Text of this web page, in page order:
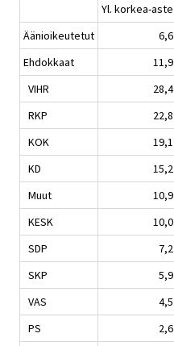
Yl. korkea-aste
Äänioikeutetut
6,6
Ehdokkaat
11,9
VIHR
28,4
RKP
22,8
KOK
19,1
KD
15,2
Muut
10,9
KESK
10,0
SDP
7,2
SKP
5,9
VAS
4,5
PS
2,6